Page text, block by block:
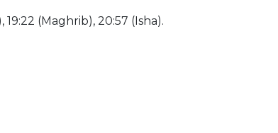
(Maghrib), 20:57 (Isha).